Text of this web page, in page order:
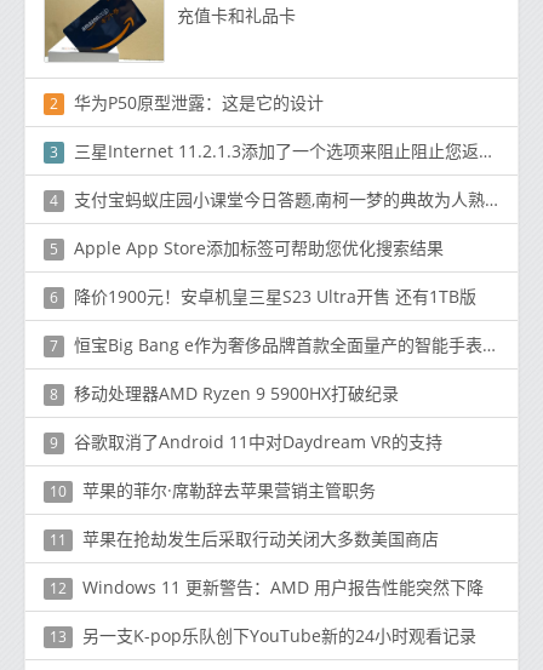
充值卡和礼品卡
2 华为P50原型泄露：这是它的设计
3 三星Internet 11.2.1.3添加了一个选项来阻止阻止您返回的网站
4 支付宝蚂蚁庄园小课堂今日答题,南柯一梦的典故为人熟知其中南柯指的是
5 Apple App Store添加标签可帮助您优化搜索结果
6 降价1900元！安卓机皇三星S23 Ultra开售 还有1TB版
7 恒宝Big Bang e作为奢侈品牌首款全面量产的智能手表亮相
8 移动处理器AMD Ryzen 9 5900HX打破纪录
9 谷歌取消了Android 11中对Daydream VR的支持
10 苹果的菲尔·席勒辞去苹果营销主管职务
11 苹果在抢劫发生后采取行动关闭大多数美国商店
12 Windows 11 更新警告：AMD 用户报告性能突然下降
13 另一支K-pop乐队创下YouTube新的24小时观看记录